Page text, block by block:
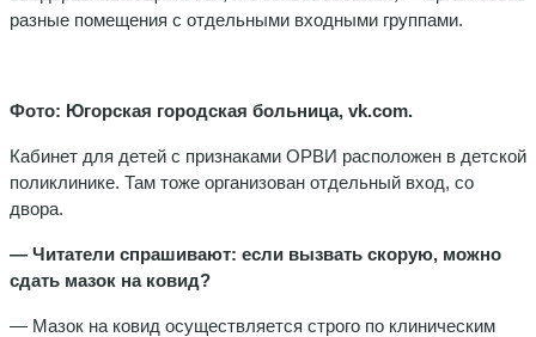
разные помещения с отдельными входными группами.
Фото: Югорская городская больница, vk.com.
Кабинет для детей с признаками ОРВИ расположен в детской
поликлинике. Там тоже организован отдельный вход, со
двора.
— Читатели спрашивают: если вызвать скорую, можно
сдать мазок на ковид?
— Мазок на ковид осуществляется строго по клиническим